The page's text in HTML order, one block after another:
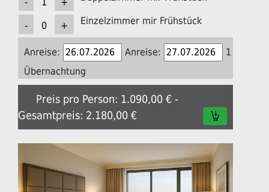
Einzelzimmer mir Frühstück
Anreise: Anreise:
1
Übernachtung
Preis pro Person: 1.090,00 € -
Gesamtpreis: 2.180,00 €